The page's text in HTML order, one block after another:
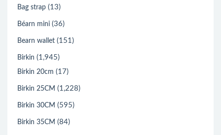
Bag strap (13)
Béarn mini (36)
Bearn wallet (151)
Birkin (1,945)
Birkin 20cm (17)
Birkin 25CM (1,228)
Birkin 30CM (595)
Birkin 35CM (84)